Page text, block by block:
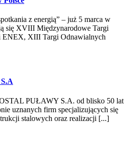
z energią” – już 5 marca w
się XVIII Międzynarodowe Targi
ENEX, XIII Targi Odnawialnych
PUŁAWY S.A. od blisko 50 lat
uznanych firm specjalizujących się
stalowych oraz realizacji [...]